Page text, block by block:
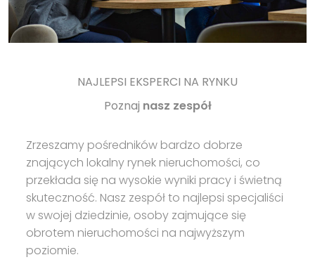
NAJLEPSI EKSPERCI NA RYNKU
Poznaj nasz zespół
Zrzeszamy pośredników bardzo dobrze
znających lokalny rynek nieruchomości, co
przekłada się na wysokie wyniki pracy i świetną
skuteczność. Nasz zespół to najlepsi specjaliści
w swojej dziedzinie, osoby zajmujące się
obrotem nieruchomości na najwyższym
poziomie.